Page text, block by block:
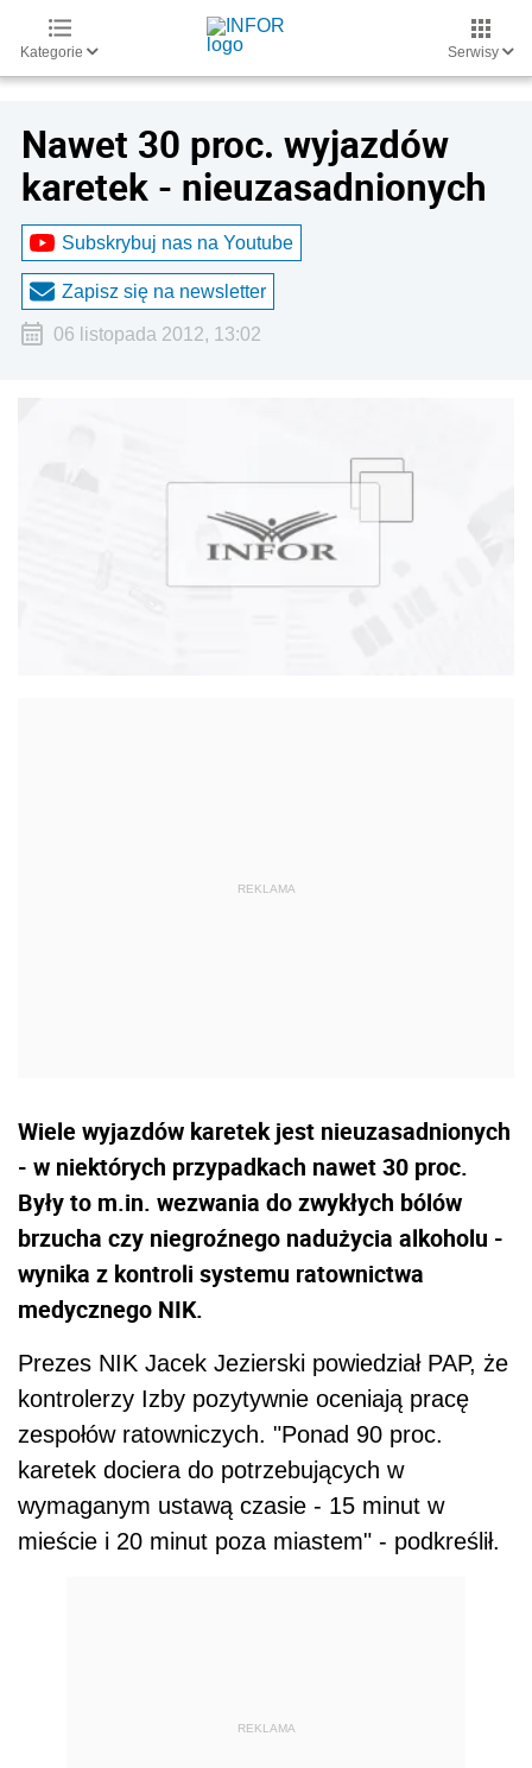
Kategorie Serwisy
Nawet 30 proc. wyjazdów
karetek - nieuzasadnionych
Subskrybuj nas na Youtube
Zapisz się na newsletter
06 listopada 2012, 13:02
Wiele wyjazdów karetek jest nieuzasadnionych
- w niektórych przypadkach nawet 30 proc.
Były to m.in. wezwania do zwykłych bólów
brzucha czy niegroźnego nadużycia alkoholu -
wynika z kontroli systemu ratownictwa
medycznego NIK.
Prezes NIK Jacek Jezierski powiedział PAP, że
kontrolerzy Izby pozytywnie oceniają pracę
zespołów ratowniczych. "Ponad 90 proc.
karetek dociera do potrzebujących w
wymaganym ustawą czasie - 15 minut w
mieście i 20 minut poza miastem" - podkreślił.
REKLAMA